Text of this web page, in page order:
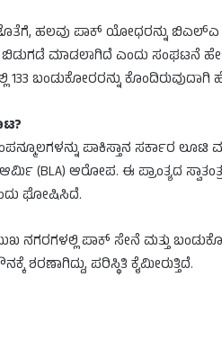
ಜೊತೆಗೆ, ಹಲವು ಪಾಕ್ ಯೋಧರನ್ನು
ಮಾಡಲಾಗಿದೆ ಎಂದು ಸಂಘಟನೆ
133 ಬಂಡುಕೋರರನ್ನು
ಪಾಕಿಸ್ತಾನ ಸರ್ಕಾರ
ಆರೋಪ. ಈ ಪ್ರಾಂತ್ಯದ
ಘೋಷಿಸಿದೆ.
ನಗರಗಳಲ್ಲಿ ಪಾಕ್ ಸೇನೆ ಮತ್ತು
ಶರಣಾಗಿದ್ದು, ಪರಿಸ್ಥಿತಿ ಕೈಮೀರುತ್ತಿದೆ.